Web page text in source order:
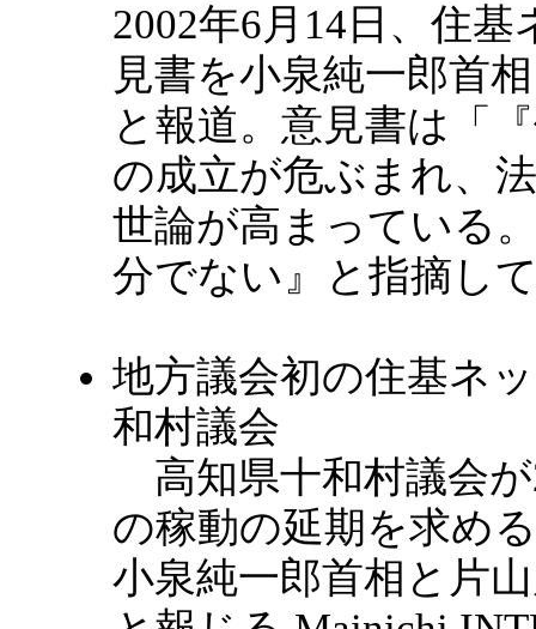
2002年6月14日、住
見書を小泉純一郎首
と報道。意見書は「
の成立が危ぶまれ、
世論が高まっている
分でない』と指摘し
地方議会初の住基ネ
和村議会
高知県十和村議会が
の稼動の延期を求め
小泉純一郎首相と片